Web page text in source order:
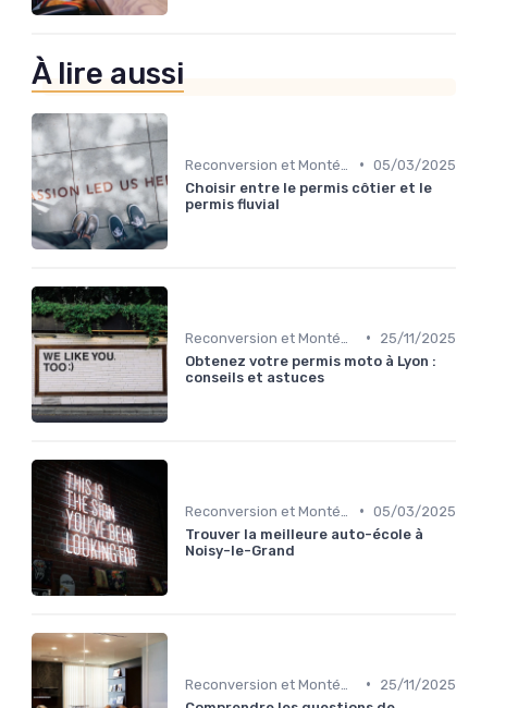
À lire aussi
• 05/03/2025
Choisir entre le permis côtier et le
permis fluvial
•
25/11/2025
Obtenez votre permis moto à Lyon :
conseils et astuces
• 05/03/2025
Trouver la meilleure auto-école à
Noisy-le-Grand
•
25/11/2025